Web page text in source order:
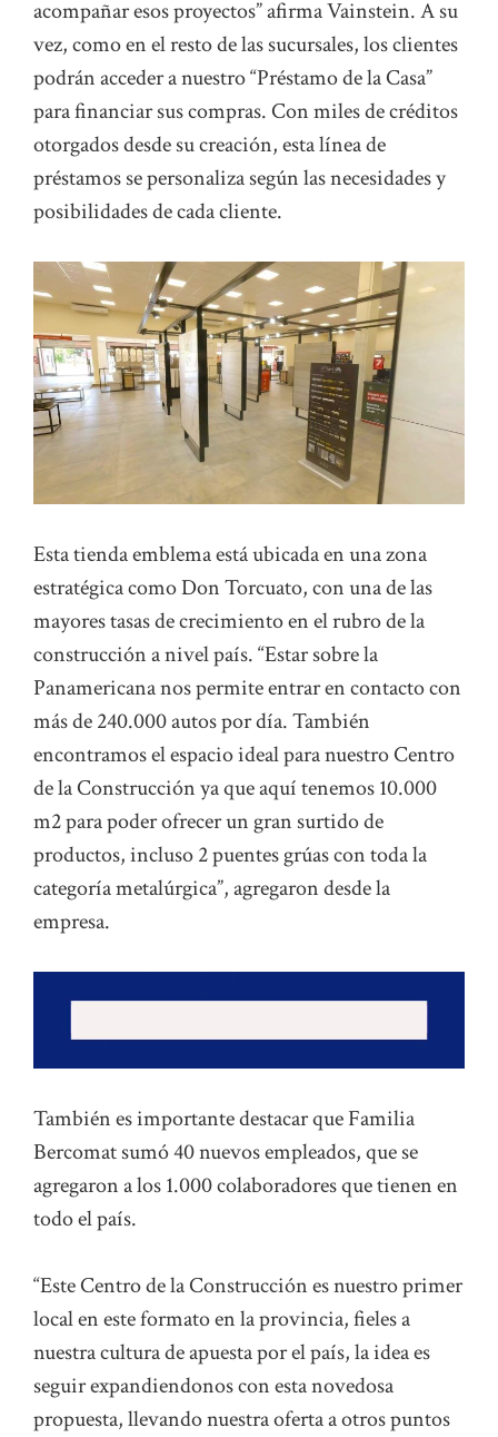
acompañar esos proyectos” afirma Vainstein. A su
vez, como en el resto de las sucursales, los clientes
podrán acceder a nuestro “Préstamo de la Casa”
para financiar sus compras. Con miles de créditos
otorgados desde su creación, esta línea de
préstamos se personaliza según las necesidades y
posibilidades de cada cliente.
Esta tienda emblema está ubicada en una zona
estratégica como Don Torcuato, con una de las
mayores tasas de crecimiento en el rubro de la
construcción a nivel país. “Estar sobre la
Panamericana nos permite entrar en contacto con
más de 240.000 autos por día. También
encontramos el espacio ideal para nuestro Centro
de la Construcción ya que aquí tenemos 10.000
m2 para poder ofrecer un gran surtido de
productos, incluso 2 puentes grúas con toda la
categoría metalúrgica”, agregaron desde la
empresa.
También es importante destacar que Familia
Bercomat sumó 40 nuevos empleados, que se
agregaron a los 1.000 colaboradores que tienen en
todo el país.
“Este Centro de la Construcción es nuestro primer
local en este formato en la provincia, fieles a
nuestra cultura de apuesta por el país, la idea es
seguir expandiendonos con esta novedosa
propuesta, llevando nuestra oferta a otros puntos